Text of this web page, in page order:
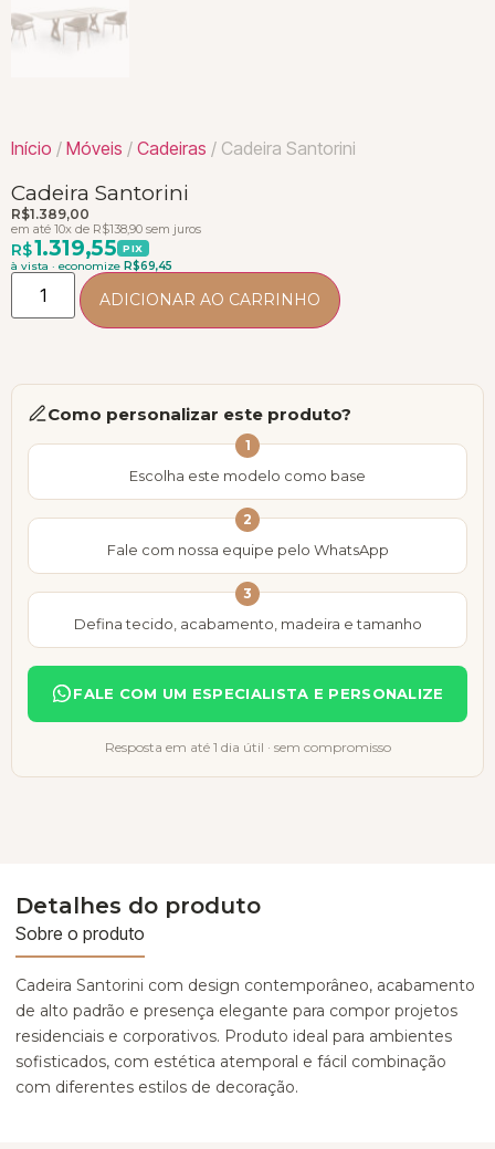
Início / Móveis / Cadeiras / Cadeira Santorini
Cadeira Santorini
R$1.389,00
em até 10x de R$138,90 sem juros
R$1.319,55 PIX
à vista · economize R$69,45
ADICIONAR AO CARRINHO
Como personalizar este produto?
1
Escolha este modelo como base
2
Fale com nossa equipe pelo WhatsApp
3
Defina tecido, acabamento, madeira e tamanho
FALE COM UM ESPECIALISTA E PERSONALIZE
Resposta em até 1 dia útil · sem compromisso
Detalhes do produto
Sobre o produto
Cadeira Santorini com design contemporâneo, acabamento
de alto padrão e presença elegante para compor projetos
residenciais e corporativos. Produto ideal para ambientes
sofisticados, com estética atemporal e fácil combinação
com diferentes estilos de decoração.